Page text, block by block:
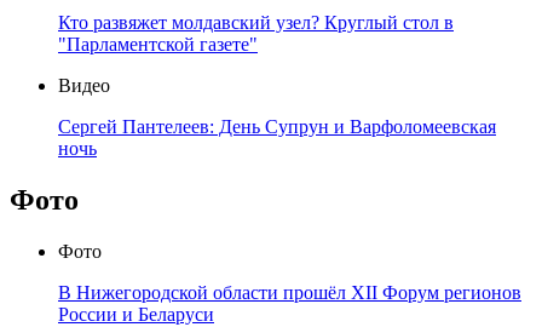
Кто развяжет молдавский узел? Круглый стол в
"Парламентской газете"
Видео
Сергей Пантелеев: День Супрун и Варфоломеевская
ночь
Фото
Фото
В Нижегородской области прошёл XII Форум регионов
России и Беларуси